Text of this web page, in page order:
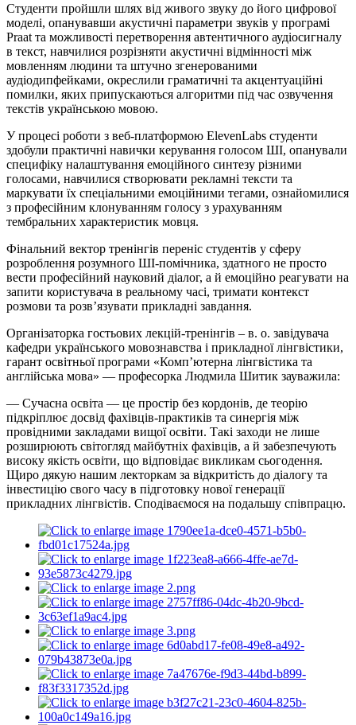
Студенти пройшли шлях від живого звуку до його цифрової
моделі, опанувавши акустичні параметри звуків у програмі
Praat та можливості перетворення автентичного аудіосигналу
в текст, навчилися розрізняти акустичні відмінності між
мовленням людини та штучно згенерованими
аудіодипфейками, окреслили граматичні та акцентуаційні
помилки, яких припускаються алгоритми під час озвучення
текстів українською мовою.
У процесі роботи з веб-платформою ElevenLabs студенти
здобули практичні навички керування голосом ШІ, опанували
специфіку налаштування емоційного синтезу різними
голосами, навчилися створювати рекламні тексти та
маркувати їх спеціальними емоційними тегами, ознайомилися
з професійним клонуванням голосу з урахуванням
тембральних характеристик мовця.
Фінальний вектор тренінгів переніс студентів у сферу
розроблення розумного ШІ-помічника, здатного не просто
вести професійний науковий діалог, а й емоційно реагувати на
запити користувача в реальному часі, тримати контекст
розмови та розв’язувати прикладні завдання.
Організаторка гостьових лекцій-тренінгів – в. о. завідувача
кафедри українського мовознавства і прикладної лінгвістики,
гарант освітньої програми «Комп’ютерна лінгвістика та
англійська мова» — професорка Людмила Шитик зауважила:
— Сучасна освіта — це простір без кордонів, де теорію
підкріплює досвід фахівців-практиків та синергія між
провідними закладами вищої освіти. Такі заходи не лише
розширюють світогляд майбутніх фахівців, а й забезпечують
високу якість освіти, що відповідає викликам сьогодення.
Щиро дякую нашим лекторкам за відкритість до діалогу та
інвестицію свого часу в підготовку нової генерації
прикладних лінгвістів. Сподіваємося на подальшу співпрацю.